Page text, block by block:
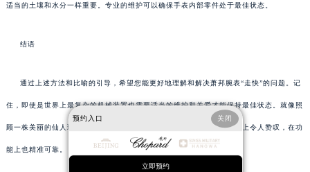
适当的土壤和水分一样重要。专业的维护可以确保手表内部零件处于最佳状态。
结语
通过上述方法和比喻的引导，希望您能更好地理解和解决萧邦腕表“走快”的问题。记
住，即使是世界上最复杂的机械装置也需要适当的维护和关爱才能保持最佳状态。就像照
顾一株美丽的仙人球一样，细心呵护您的萧邦腕表将确保它不仅在外观上令人赞叹，在功
能上也精准可靠。
预约入口 关闭
立即预约